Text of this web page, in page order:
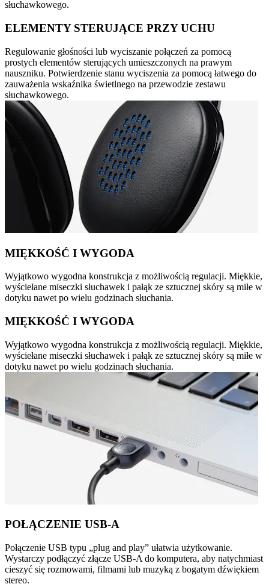
słuchawkowego.
ELEMENTY STERUJĄCE PRZY UCHU
Regulowanie głośności lub wyciszanie połączeń za pomocą
prostych elementów sterujących umieszczonych na prawym
nauszniku. Potwierdzenie stanu wyciszenia za pomocą łatwego do
zauważenia wskaźnika świetlnego na przewodzie zestawu
słuchawkowego.
MIĘKKOŚĆ I WYGODA
Wyjątkowo wygodna konstrukcja z możliwością regulacji. Miękkie,
wyściełane miseczki słuchawek i pałąk ze sztucznej skóry są miłe w
dotyku nawet po wielu godzinach słuchania.
MIĘKKOŚĆ I WYGODA
Wyjątkowo wygodna konstrukcja z możliwością regulacji. Miękkie,
wyściełane miseczki słuchawek i pałąk ze sztucznej skóry są miłe w
dotyku nawet po wielu godzinach słuchania.
POŁĄCZENIE USB-A
Połączenie USB typu „plug and play” ułatwia użytkowanie.
Wystarczy podłączyć złącze USB-A do komputera, aby natychmiast
cieszyć się rozmowami, filmami lub muzyką z bogatym dźwiękiem
stereo.